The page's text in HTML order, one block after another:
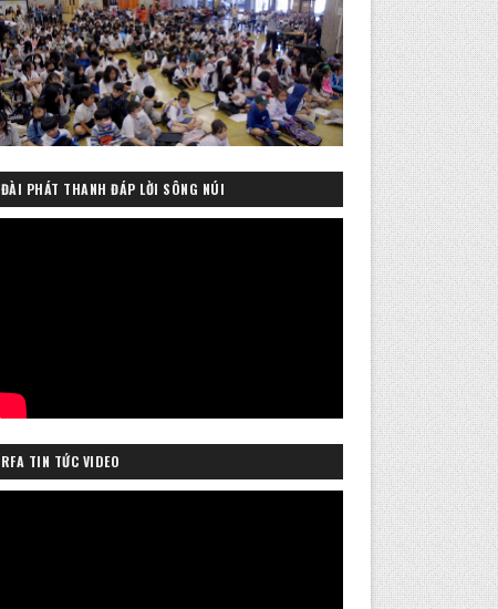
ĐÀI PHÁT THANH ĐÁP LỜI SÔNG NÚI
RFA TIN TỨC VIDEO